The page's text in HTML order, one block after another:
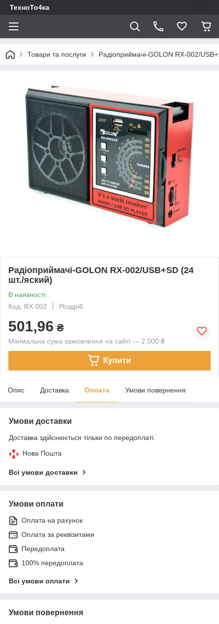
ТехноТо4ка
Товари та послуги Радіоприймачі-GOLON RX-002/
Радіоприймачі-GOLON RX-002/USB+SD (24
шт./яский)
В наявності
Код: RX 002
Роздріб
501,96 ₴
Мінімальна сума замовлення на сайті — 2 000 ₴
Купити
Опис Доставка Оплата Умови повернення
Умови доставки
Доставка здійснюється тільки по передоплаті.
Нова Пошта
Всі умови доставки
Умови оплати
Оплата на рахунок
Оплата за реквізитами
Передоплата
100% передоплата
Всі умови оплати
Умови повернення